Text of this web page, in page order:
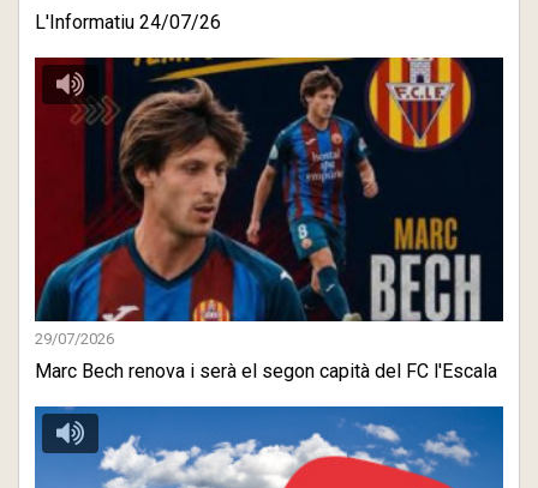
L'Informatiu 24/07/26
29/07/2026
Marc Bech renova i serà el segon capità del FC l'Escala